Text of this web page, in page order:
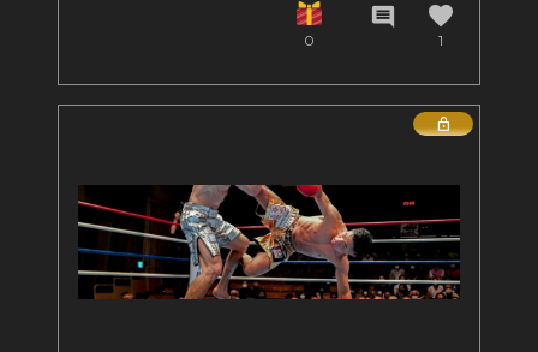
0
comment favorite
1
Lock